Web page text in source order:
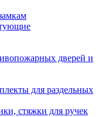
дверей и
для раздельных
стяжки для ручек